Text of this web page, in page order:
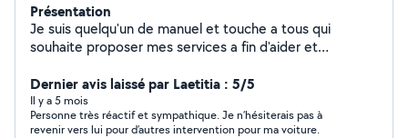
Présentation
Je suis quelqu'un de manuel et touche a tous qui
souhaite proposer mes services a fin d'aider et
auto - nettoyage intérieur / extérieur véhicule -
nettoyage canapé/ fauteuil - impression 3D - monter
des meubles ou déco
Dernier avis laissé par Laetitia : 5/5
Il y a 5 mois
Personne très réactif et sympathique. Je n’hésiterais pas à
revenir vers lui pour d’autres intervention pour ma voiture.